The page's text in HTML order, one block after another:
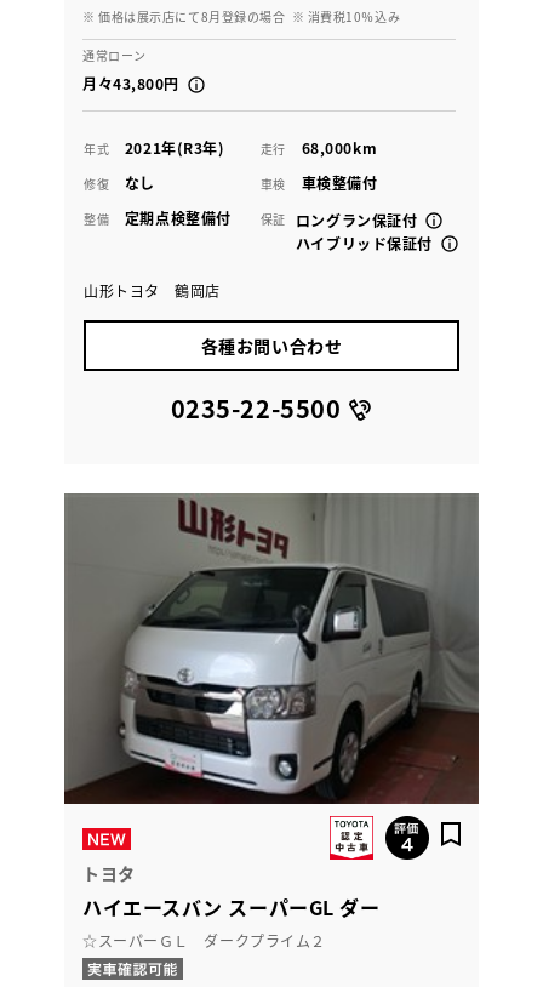
※ 価格は展示店にて8月登録の場合 ※ 消費税10％込み
通常ローン
月々43,800円
年式 2021年(R3年) 走行 68,000km
修復 なし 車検 車検整備付
整備 定期点検整備付 保証
ロングラン保証付
ハイブリッド保証付
山形トヨタ 鶴岡店
各種お問い合わせ
0235-22-5500
トヨタ
ハイエースバン スーパーGL ダー
☆スーパーＧＬ ダークプライム２